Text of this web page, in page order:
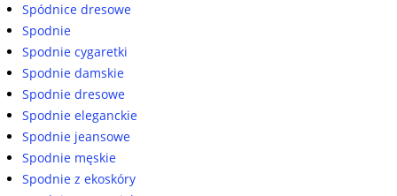
Spódnice dresowe
Spodnie
Spodnie cygaretki
Spodnie damskie
Spodnie dresowe
Spodnie eleganckie
Spodnie jeansowe
Spodnie męskie
Spodnie z ekoskóry